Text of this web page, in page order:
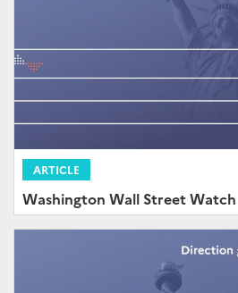
ARTICLE
Washington Wall Street Watch